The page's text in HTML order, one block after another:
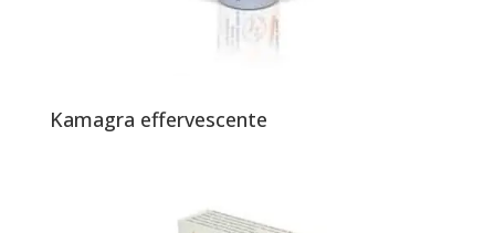
Kamagra effervescente